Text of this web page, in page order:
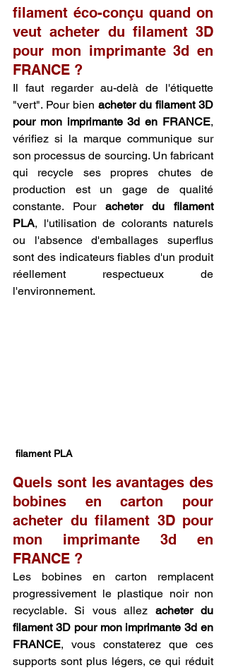
filament éco-conçu quand on
veut acheter du filament 3D
pour mon imprimante 3d en
FRANCE ?
Il faut regarder au-delà de l'étiquette
"vert". Pour bien acheter du filament 3D
pour mon imprimante 3d en FRANCE,
vérifiez si la marque communique sur
son processus de sourcing. Un fabricant
qui recycle ses propres chutes de
production est un gage de qualité
constante. Pour acheter du filament
PLA, l'utilisation de colorants naturels
ou l'absence d'emballages superflus
sont des indicateurs fiables d'un produit
réellement respectueux de
l'environnement.
filament PLA
Quels sont les avantages des
bobines en carton pour
acheter du filament 3D pour
mon imprimante 3d en
FRANCE ?
Les bobines en carton remplacent
progressivement le plastique noir non
recyclable. Si vous allez acheter du
filament 3D pour mon imprimante 3d en
FRANCE, vous constaterez que ces
supports sont plus légers, ce qui réduit